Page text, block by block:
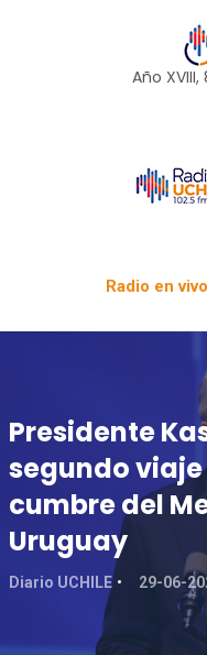
Año XVIII,
Radio en vivo
Presidente
segundo
cumbre del
Uruguay
Diario UCHILE 29-06-